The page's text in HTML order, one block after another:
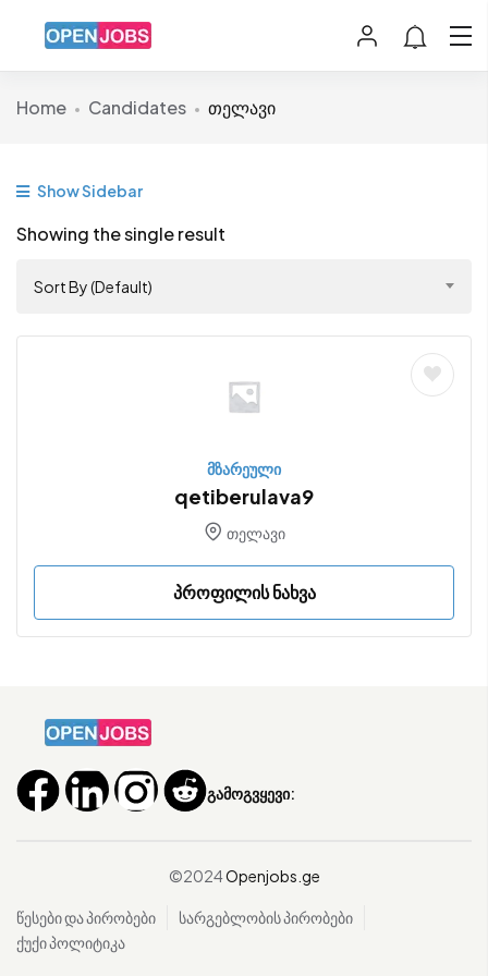
Home Candidates თელავი
Show Sidebar
Showing the single result
Sort By (Default)
მზარეული
qetiberulava9
თელავი
პროფილის ნახვა
გამოგვყევი:
©2024Openjobs.ge
წესები და პირობები
სარგებლობის პირობები
ქუქი პოლიტიკა